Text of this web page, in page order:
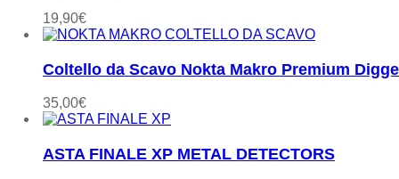
19,90€
Coltello da Scavo Nokta Makro Premium
35,00€
ASTA FINALE XP METAL DETECTORS